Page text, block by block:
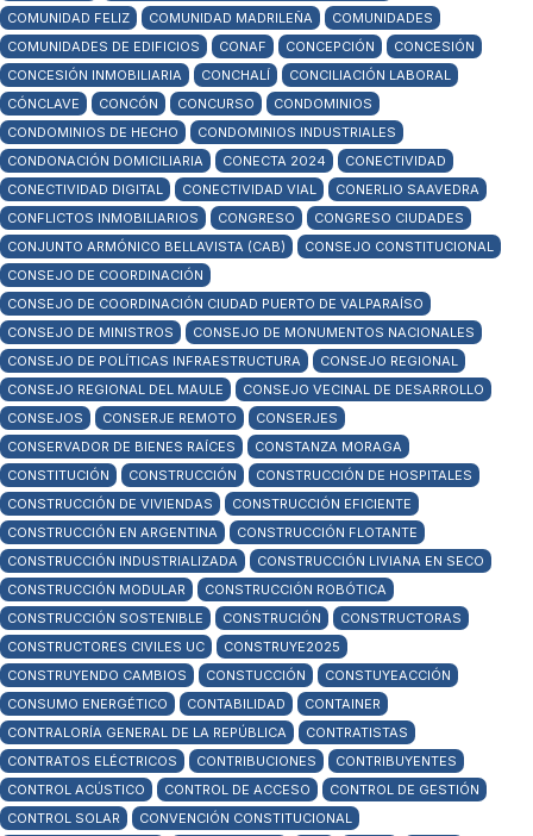
COMUNIDAD FELIZ
COMUNIDAD MADRILEÑA
COMUNIDADES
COMUNIDADES DE EDIFICIOS
CONAF CONCEPCIÓN
CONCESIÓN
CONCESIÓN INMOBILIARIA
CONCHALÍ
CONCILIACIÓN LABORAL
CÓNCLAVE
CONCÓN CONCURSO
CONDOMINIOS
CONDOMINIOS DE HECHO
CONDOMINIOS INDUSTRIALES
CONDONACIÓN DOMICILIARIA
CONECTA 2024
CONECTIVIDAD
CONECTIVIDAD DIGITAL
CONECTIVIDAD VIAL
CONERLIO SAAVEDRA
CONFLICTOS INMOBILIARIOS
CONGRESO
CONGRESO CIUDADES
CONJUNTO ARMÓNICO BELLAVISTA (CAB)
CONSEJO CONSTITUCIONAL
CONSEJO DE COORDINACIÓN
CONSEJO DE COORDINACIÓN CIUDAD PUERTO DE VALPARAÍSO
CONSEJO DE MINISTROS
CONSEJO DE MONUMENTOS NACIONALES
CONSEJO DE POLÍTICAS INFRAESTRUCTURA
CONSEJO REGIONAL
CONSEJO REGIONAL DEL MAULE
CONSEJO VECINAL DE DESARROLLO
CONSEJOS
CONSERJE REMOTO
CONSERJES
CONSERVADOR DE BIENES RAÍCES
CONSTANZA MORAGA
CONSTITUCIÓN
CONSTRUCCIÓN
CONSTRUCCIÓN DE HOSPITALES
CONSTRUCCIÓN DE VIVIENDAS
CONSTRUCCIÓN EFICIENTE
CONSTRUCCIÓN EN ARGENTINA
CONSTRUCCIÓN FLOTANTE
CONSTRUCCIÓN INDUSTRIALIZADA
CONSTRUCCIÓN LIVIANA EN SECO
CONSTRUCCIÓN MODULAR
CONSTRUCCIÓN ROBÓTICA
CONSTRUCCIÓN SOSTENIBLE
CONSTRUCIÓN
CONSTRUCTORAS
CONSTRUCTORES CIVILES UC
CONSTRUYE2025
CONSTRUYENDO CAMBIOS
CONSTUCCIÓN
CONSTUYEACCIÓN
CONSUMO ENERGÉTICO
CONTABILIDAD
CONTAINER
CONTRALORÍA GENERAL DE LA REPÚBLICA
CONTRATISTAS
CONTRATOS ELÉCTRICOS
CONTRIBUCIONES
CONTRIBUYENTES
CONTROL ACÚSTICO
CONTROL DE ACCESO
CONTROL DE GESTIÓN
CONTROL SOLAR
CONVENCIÓN CONSTITUCIONAL